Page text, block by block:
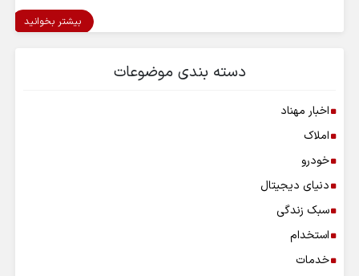
بیشتر بخوانید
دسته بندی موضوعات
اخبار مهناد
املاک
خودرو
دنیای دیجیتال
سبک زندگی
استخدام
خدمات